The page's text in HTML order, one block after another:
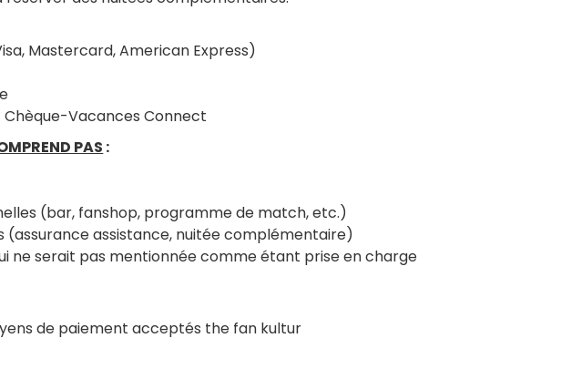
Mastercard, American Express)
Vacances Connect
PAS :
(bar, fanshop, programme de match, etc.)
(assurance assistance, nuitée complémentaire)
ne serait pas mentionnée comme étant prise en charge